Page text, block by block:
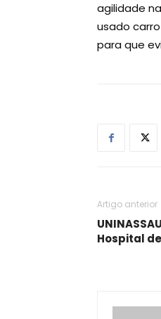
agilidade
usado
para que
Artigo anterior
Hospital